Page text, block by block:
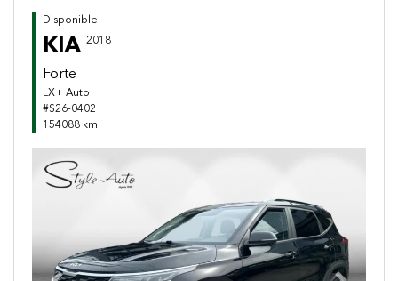
Disponible
KIA 2018
Forte
LX+ Auto
#S26-0402
154088 km